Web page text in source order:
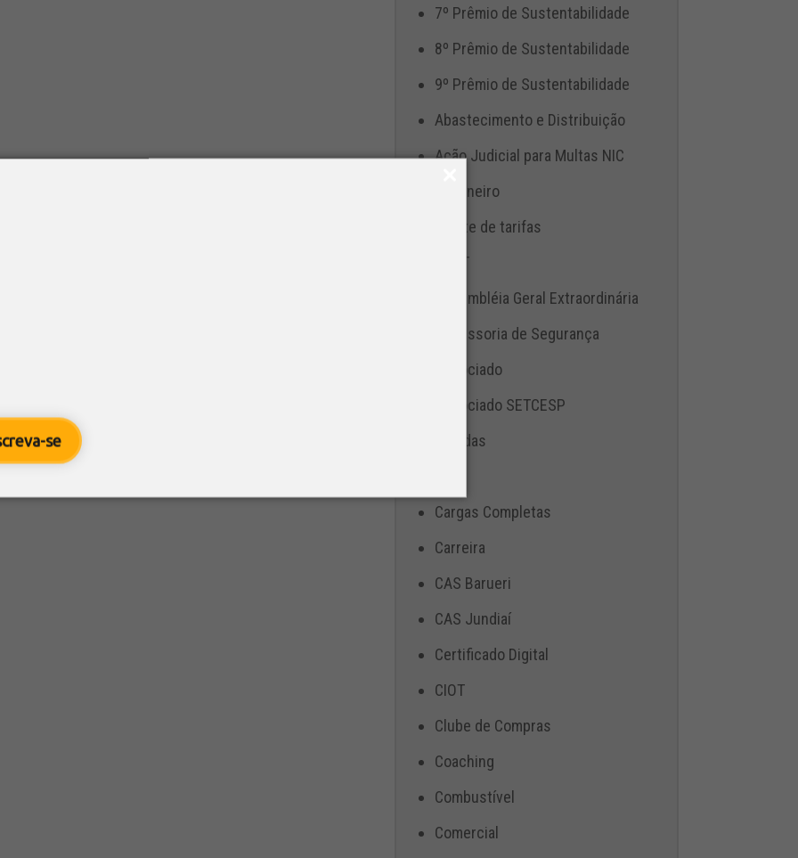
se
7º Prêmio de Sustentabilidade
8º Prêmio de Sustentabilidade
9º Prêmio de Sustentabilidade
Abastecimento e Distribuição
Ação Judicial para Multas NIC
Aduaneiro
Ajuste de tarifas
ANTT
Assembléia Geral Extraordinária
Assessoria de Segurança
Associado
Associado SETCESP
Bebidas
Cargas Completas
Carreira
CAS Barueri
CAS Jundiaí
Certificado Digital
CIOT
Clube de Compras
Coaching
Combustível
Comercial